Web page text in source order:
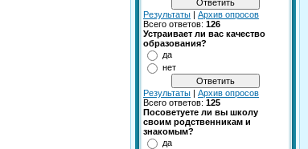
Результаты
Архив опросов
Всего ответов: 126
Устраивает ли вас качество
образования?
да
нет
Результаты
Архив опросов
Всего ответов: 125
Посоветуете ли вы школу
своим родственникам и
знакомым?
да